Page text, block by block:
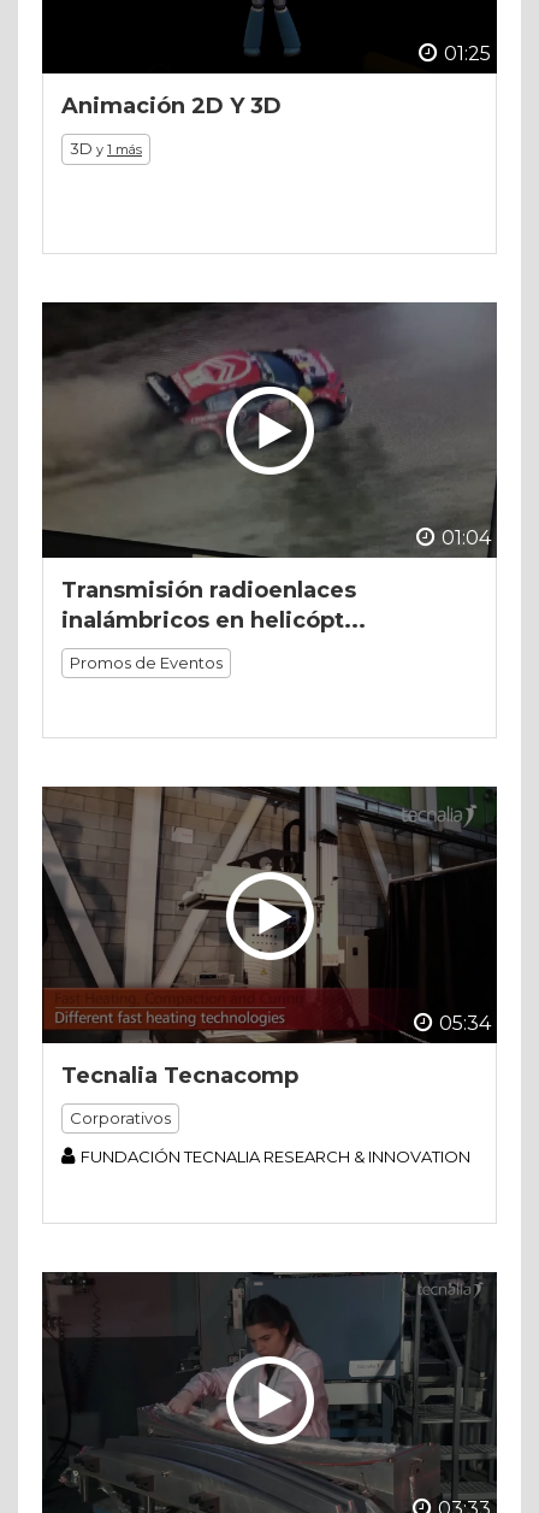
01:25
Animación 2D Y 3D
3D y 1 más
01:04
Transmisión radioenlaces
inalámbricos en helicópt...
Promos de Eventos
05:34
Tecnalia Tecnacomp
Corporativos
FUNDACIÓN TECNALIA RESEARCH & INNOVATION
03:33